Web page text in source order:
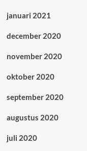
januari 2021
december 2020
november 2020
oktober 2020
september 2020
augustus 2020
juli 2020